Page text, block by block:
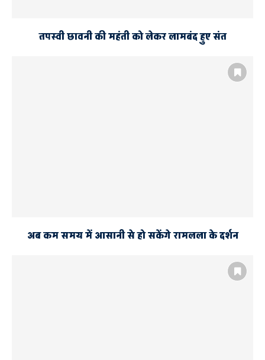
तपस्वी छावनी की महंती को लेकर लामबंद हुए संत
अब कम समय में आसानी से हो सकेंगे रामलला के दर्शन